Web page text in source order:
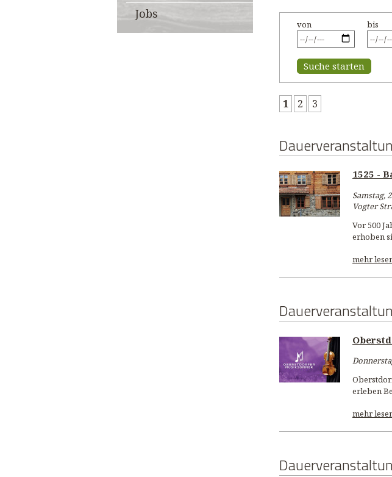
von bis
Suche starten
1 2 3
1525 -
Samstag,
Vogter
Vor 500
erhoben
mehr
erleben
mehr
Jobs